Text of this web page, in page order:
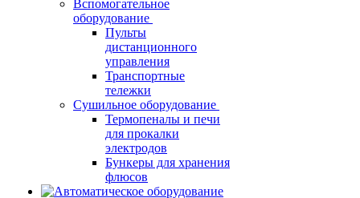
Вспомогательное
оборудование
Пульты
дистанционного
управления
Транспортные
тележки
Сушильное оборудование
Термопеналы и печи
для прокалки
электродов
Бункеры для хранения
флюсов